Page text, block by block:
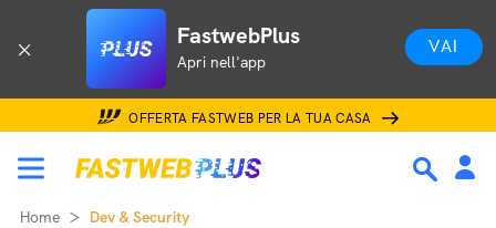
FastwebPlus
Apri nell'app
VAI
OFFERTA FASTWEB PER LA TUA CASA
Home Dev & Security